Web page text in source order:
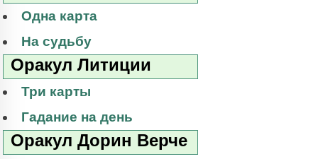
Одна карта
На судьбу
Оракул Литиции
Три карты
Гадание на день
Оракул Дорин Верче